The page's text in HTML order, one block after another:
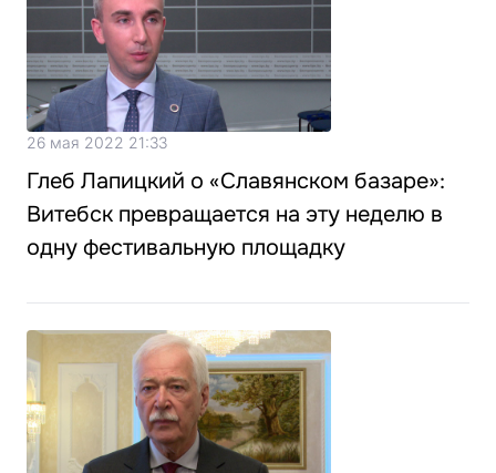
26 мая 2022 21:33
Глеб Лапицкий о «Славянском базаре»:
Витебск превращается на эту неделю в
одну фестивальную площадку